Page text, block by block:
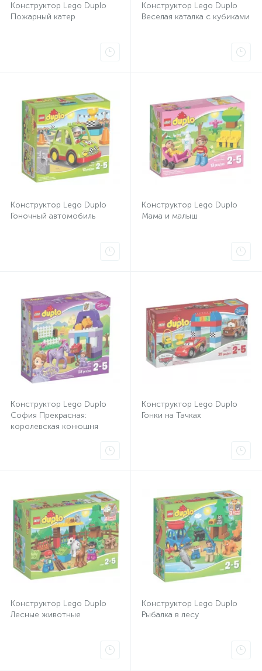
Конструктор Lego Duplo
Пожарный катер
Конструктор Lego Duplo
Веселая каталка с кубиками
Конструктор Lego Duplo
Гоночный автомобиль
Конструктор Lego Duplo
Мама и малыш
Конструктор Lego Duplo
София Прекрасная:
королевская конюшня
Конструктор Lego Duplo
Гонки на Тачках
Конструктор Lego Duplo
Лесные животные
Конструктор Lego Duplo
Рыбалка в лесу